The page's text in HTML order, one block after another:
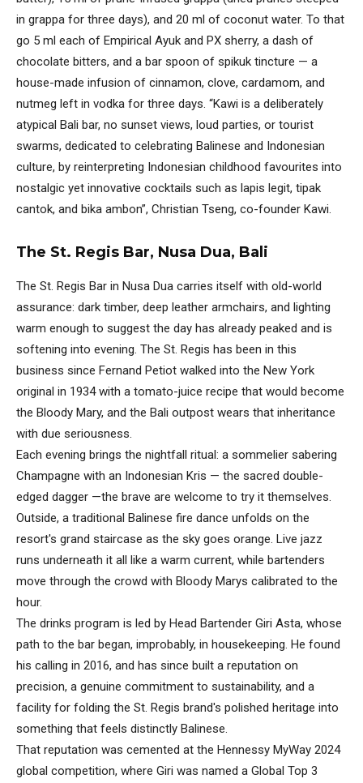
in grappa for three days), and 20 ml of coconut water. To that
go 5 ml each of Empirical Ayuk and PX sherry, a dash of
chocolate bitters, and a bar spoon of spikuk tincture — a
house-made infusion of cinnamon, clove, cardamom, and
nutmeg left in vodka for three days. “Kawi is a deliberately
atypical Bali bar, no sunset views, loud parties, or tourist
swarms, dedicated to celebrating Balinese and Indonesian
culture, by reinterpreting Indonesian childhood favourites into
nostalgic yet innovative cocktails such as lapis legit, tipak
cantok, and bika ambon”, Christian Tseng, co-founder Kawi.
The St. Regis Bar, Nusa Dua, Bali
The St. Regis Bar in Nusa Dua carries itself with old-world
assurance: dark timber, deep leather armchairs, and lighting
warm enough to suggest the day has already peaked and is
softening into evening. The St. Regis has been in this
business since Fernand Petiot walked into the New York
original in 1934 with a tomato-juice recipe that would become
the Bloody Mary, and the Bali outpost wears that inheritance
with due seriousness.
Each evening brings the nightfall ritual: a sommelier sabering
Champagne with an Indonesian Kris — the sacred double-
edged dagger —the brave are welcome to try it themselves.
Outside, a traditional Balinese fire dance unfolds on the
resort's grand staircase as the sky goes orange. Live jazz
runs underneath it all like a warm current, while bartenders
move through the crowd with Bloody Marys calibrated to the
hour.
The drinks program is led by Head Bartender Giri Asta, whose
path to the bar began, improbably, in housekeeping. He found
his calling in 2016, and has since built a reputation on
precision, a genuine commitment to sustainability, and a
facility for folding the St. Regis brand's polished heritage into
something that feels distinctly Balinese.
That reputation was cemented at the Hennessy MyWay 2024
global competition, where Giri was named a Global Top 3